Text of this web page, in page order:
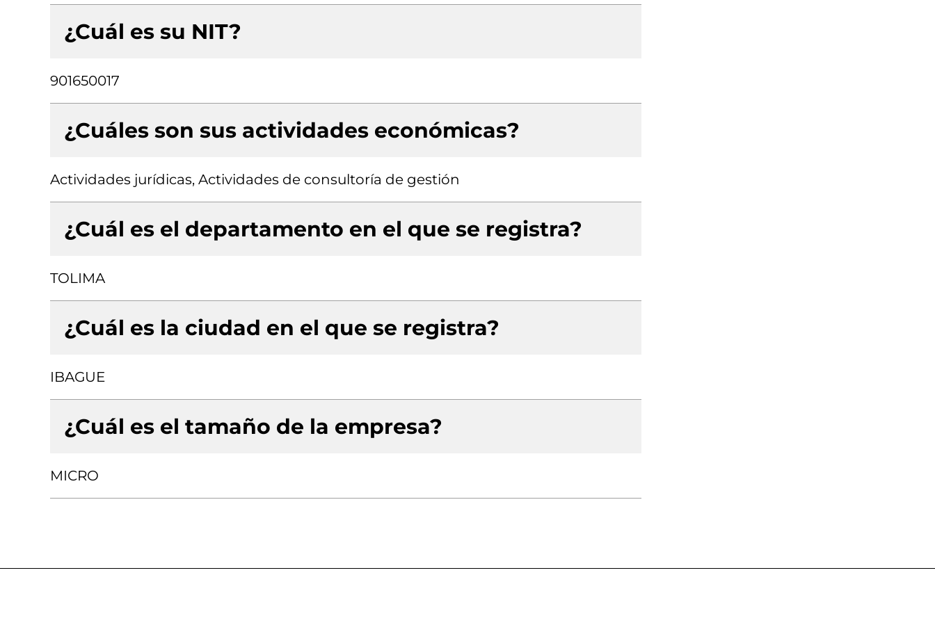
¿Cuál es su NIT?
901650017
¿Cuáles son sus actividades económicas?
Actividades jurídicas, Actividades de consultoría de gestión
¿Cuál es el departamento en el que se registra?
TOLIMA
¿Cuál es la ciudad en el que se registra?
IBAGUE
¿Cuál es el tamaño de la empresa?
MICRO